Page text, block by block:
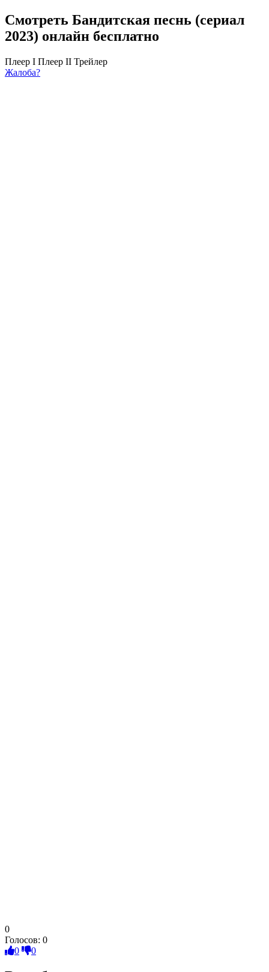
Смотреть Бандитская песнь (сериал
2023) онлайн бесплатно
Плеер I Плеер II Трейлер
Жалоба?
0
Голосов: 0
0
0